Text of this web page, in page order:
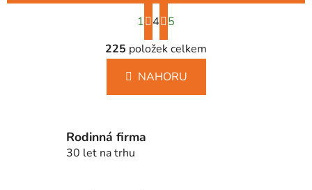
O
v
l
á
d
S
t
r
á
n
k
1 4
5
225 položek celkem
NAHORU
Rodinná firma
30 let na trhu